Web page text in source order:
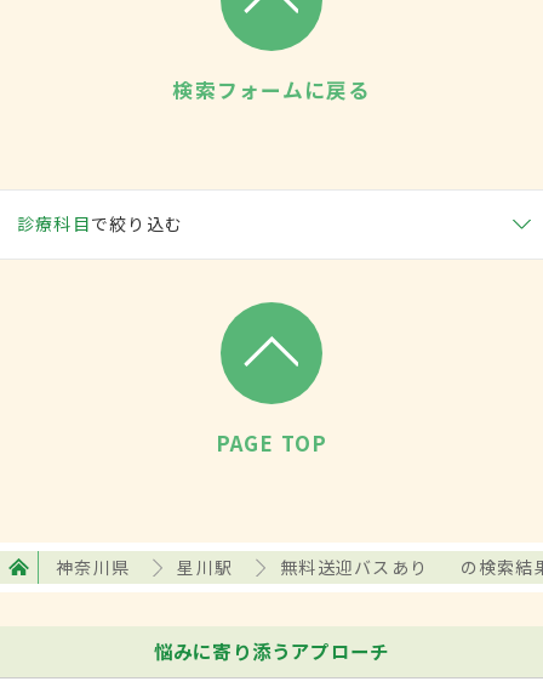
検索フォームに戻る
診療科目で絞り込む
PAGE TOP
神奈川県 星川駅 無料送迎バスあり の検索結
悩みに寄り添うアプローチ